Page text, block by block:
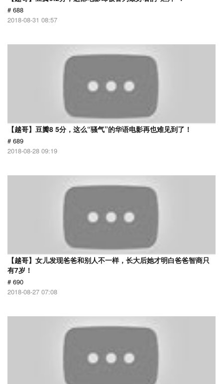
# 688
2018-08-31 08:57
【越哥】豆瓣8 5分，这么“骚气”的华语电影再也难见到了！
# 689
2018-08-28 09:19
【越哥】女儿发现爸爸和别人不一样，长大后她才明白爸爸智商只
有7岁！
# 690
2018-08-27 07:08